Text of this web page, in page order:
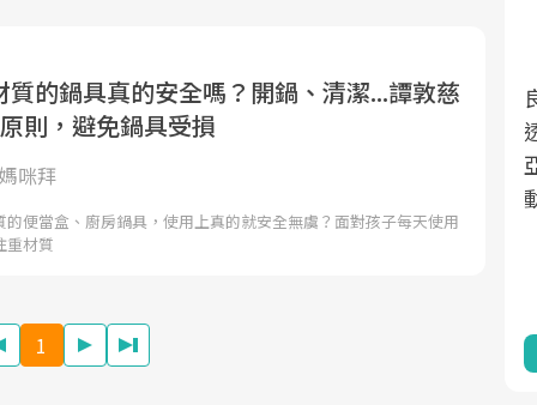
質的鍋具真的安全嗎？開鍋、清潔...譚敦慈
則，避免鍋具受損
咪拜
的便當盒、廚房鍋具，使用上真的就安全無虞？面對孩子每天使用
重材質
1
面對超高齡社會的浪潮，台灣正在快速邁
向「健康照護」的新時代。隨著國家政策
心議題。然而，健檢不只是醫療院所的服
2025年，就到良醫生活祭體驗「一站式健
康新生活」，從講座、體驗到運動，全面